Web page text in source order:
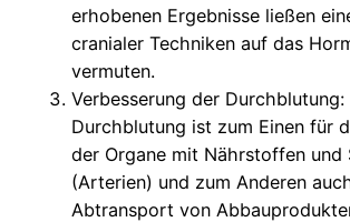
erhobenen Ergebnisse ließen
cranialer Techniken auf das
vermuten.
Verbesserung der Durchblutung:
Durchblutung ist zum Einen für
der Organe mit Nährstoffen und
(Arterien) und zum Anderen
Abtransport von